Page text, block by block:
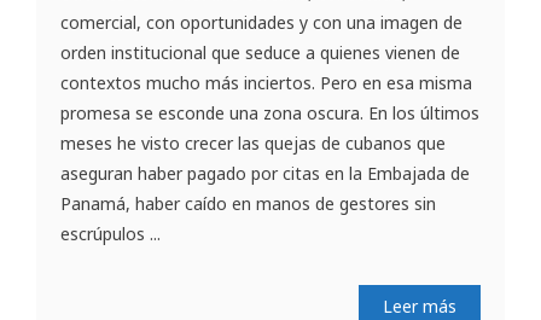
comercial, con oportunidades y con una imagen de
orden institucional que seduce a quienes vienen de
contextos mucho más inciertos. Pero en esa misma
promesa se esconde una zona oscura. En los últimos
meses he visto crecer las quejas de cubanos que
aseguran haber pagado por citas en la Embajada de
Panamá, haber caído en manos de gestores sin
escrúpulos ...
Leer más